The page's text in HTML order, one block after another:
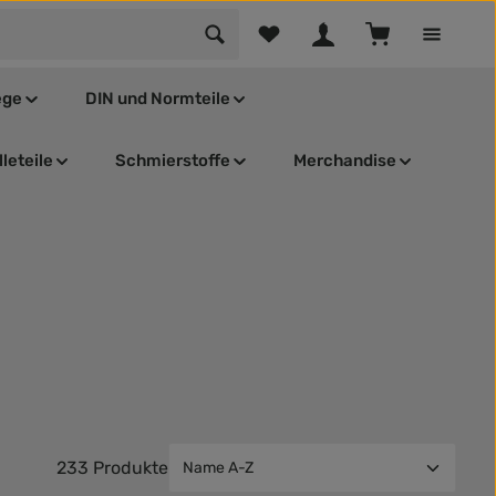
Du hast 0 Produkte auf dem
DIN und Normteile
Schmierstoffe Merchandise
233 Produkte